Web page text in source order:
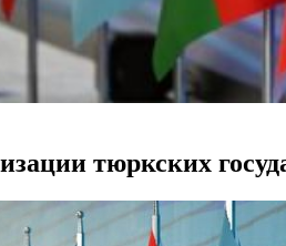
тюркских